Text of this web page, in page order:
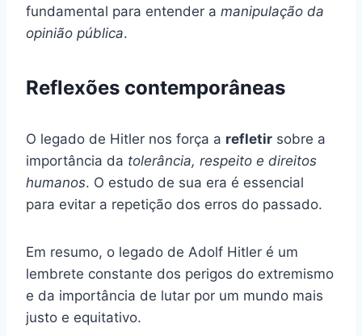
fundamental para entender a manipulação da
opinião pública.
Reflexões contemporâneas
O legado de Hitler nos força a refletir sobre a
importância da tolerância, respeito e direitos
humanos. O estudo de sua era é essencial
para evitar a repetição dos erros do passado.
Em resumo, o legado de Adolf Hitler é um
lembrete constante dos perigos do extremismo
e da importância de lutar por um mundo mais
justo e equitativo.